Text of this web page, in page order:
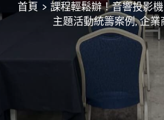
首頁
課程輕鬆辦！音響投影
主題活動統籌案例,企業